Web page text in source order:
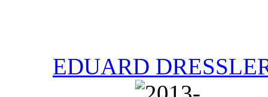
EDUARD